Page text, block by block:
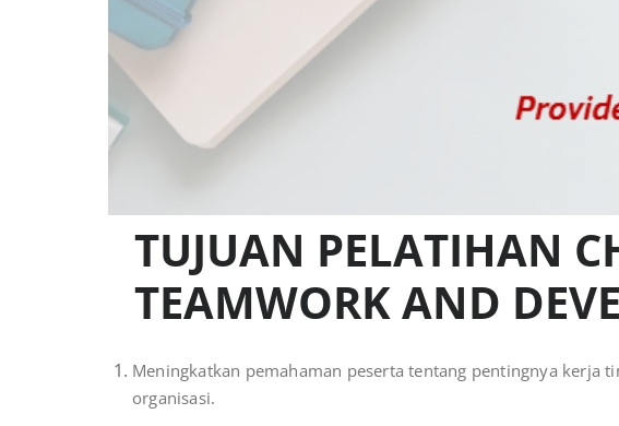
TUJUAN PELATIHAN
TEAMWORK AND
Meningkatkan pemahaman peserta tentang pentingnya kerja
organisasi.